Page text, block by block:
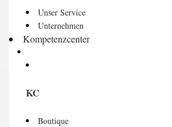
Unser Service
Unternehmen
Kompetenzcenter
KC
Boutique